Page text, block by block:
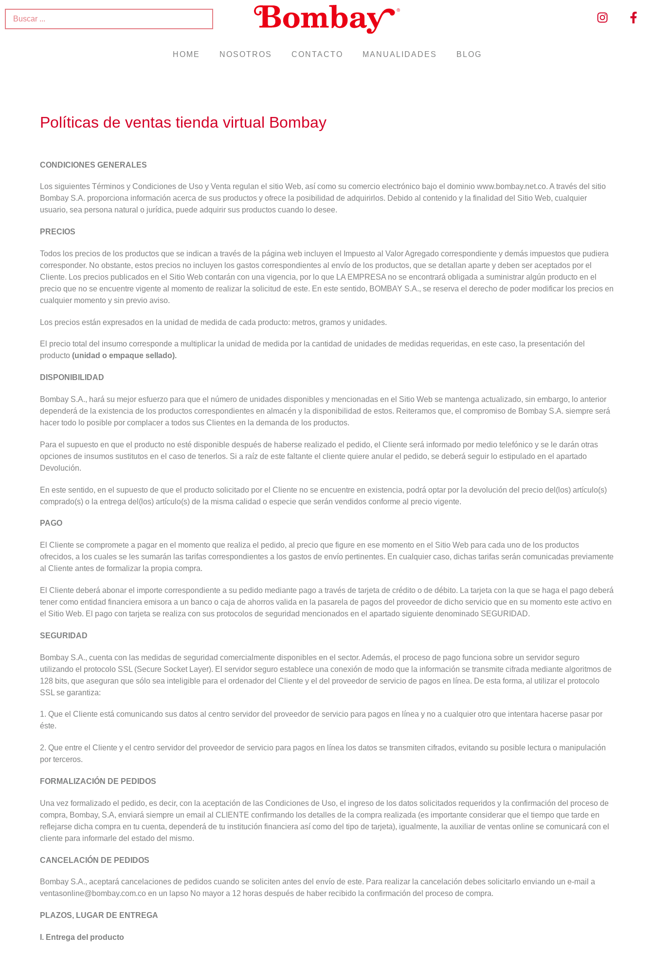
HOME NOSOTROS CONTACTO MANUALIDADES BLOG
Políticas de ventas tienda virtual Bombay
CONDICIONES GENERALES
Los siguientes Términos y Condiciones de Uso y Venta regulan el sitio Web, así como su comercio electrónico bajo el dominio www.bombay.net.co. A través del sitio
Bombay S.A. proporciona información acerca de sus productos y ofrece la posibilidad de adquirirlos. Debido al contenido y la finalidad del Sitio Web, cualquier
usuario, sea persona natural o jurídica, puede adquirir sus productos cuando lo desee.
PRECIOS
Todos los precios de los productos que se indican a través de la página web incluyen el Impuesto al Valor Agregado correspondiente y demás impuestos que pudiera
corresponder. No obstante, estos precios no incluyen los gastos correspondientes al envío de los productos, que se detallan aparte y deben ser aceptados por el
Cliente. Los precios publicados en el Sitio Web contarán con una vigencia, por lo que LA EMPRESA no se encontrará obligada a suministrar algún producto en el
precio que no se encuentre vigente al momento de realizar la solicitud de este. En este sentido, BOMBAY S.A., se reserva el derecho de poder modificar los precios en
cualquier momento y sin previo aviso.
Los precios están expresados en la unidad de medida de cada producto: metros, gramos y unidades.
El precio total del insumo corresponde a multiplicar la unidad de medida por la cantidad de unidades de medidas requeridas, en este caso, la presentación del
producto (unidad o empaque sellado).
DISPONIBILIDAD
Bombay S.A., hará su mejor esfuerzo para que el número de unidades disponibles y mencionadas en el Sitio Web se mantenga actualizado, sin embargo, lo anterior
dependerá de la existencia de los productos correspondientes en almacén y la disponibilidad de estos. Reiteramos que, el compromiso de Bombay S.A. siempre será
hacer todo lo posible por complacer a todos sus Clientes en la demanda de los productos.
Para el supuesto en que el producto no esté disponible después de haberse realizado el pedido, el Cliente será informado por medio telefónico y se le darán otras
opciones de insumos sustitutos en el caso de tenerlos. Si a raíz de este faltante el cliente quiere anular el pedido, se deberá seguir lo estipulado en el apartado
Devolución.
En este sentido, en el supuesto de que el producto solicitado por el Cliente no se encuentre en existencia, podrá optar por la devolución del precio del(los) artículo(s)
comprado(s) o la entrega del(los) artículo(s) de la misma calidad o especie que serán vendidos conforme al precio vigente.
PAGO
El Cliente se compromete a pagar en el momento que realiza el pedido, al precio que figure en ese momento en el Sitio Web para cada uno de los productos
ofrecidos, a los cuales se les sumarán las tarifas correspondientes a los gastos de envío pertinentes. En cualquier caso, dichas tarifas serán comunicadas previamente
al Cliente antes de formalizar la propia compra.
El Cliente deberá abonar el importe correspondiente a su pedido mediante pago a través de tarjeta de crédito o de débito. La tarjeta con la que se haga el pago deberá
tener como entidad financiera emisora a un banco o caja de ahorros valida en la pasarela de pagos del proveedor de dicho servicio que en su momento este activo en
el Sitio Web. El pago con tarjeta se realiza con sus protocolos de seguridad mencionados en el apartado siguiente denominado SEGURIDAD.
SEGURIDAD
Bombay S.A., cuenta con las medidas de seguridad comercialmente disponibles en el sector. Además, el proceso de pago funciona sobre un servidor seguro
utilizando el protocolo SSL (Secure Socket Layer). El servidor seguro establece una conexión de modo que la información se transmite cifrada mediante algoritmos de
128 bits, que aseguran que sólo sea inteligible para el ordenador del Cliente y el del proveedor de servicio de pagos en línea. De esta forma, al utilizar el protocolo
SSL se garantiza:
1. Que el Cliente está comunicando sus datos al centro servidor del proveedor de servicio para pagos en línea y no a cualquier otro que intentara hacerse pasar por
éste.
2. Que entre el Cliente y el centro servidor del proveedor de servicio para pagos en línea los datos se transmiten cifrados, evitando su posible lectura o manipulación
por terceros.
FORMALIZACIÓN DE PEDIDOS
Una vez formalizado el pedido, es decir, con la aceptación de las Condiciones de Uso, el ingreso de los datos solicitados requeridos y la confirmación del proceso de
compra, Bombay, S.A, enviará siempre un email al CLIENTE confirmando los detalles de la compra realizada (es importante considerar que el tiempo que tarde en
reflejarse dicha compra en tu cuenta, dependerá de tu institución financiera así como del tipo de tarjeta), igualmente, la auxiliar de ventas online se comunicará con el
cliente para informarle del estado del mismo.
CANCELACIÓN DE PEDIDOS
Bombay S.A., aceptará cancelaciones de pedidos cuando se soliciten antes del envío de este. Para realizar la cancelación debes solicitarlo enviando un e-mail a
ventasonline@bombay.com.co en un lapso No mayor a 12 horas después de haber recibido la confirmación del proceso de compra.
PLAZOS, LUGAR DE ENTREGA
I. Entrega del producto